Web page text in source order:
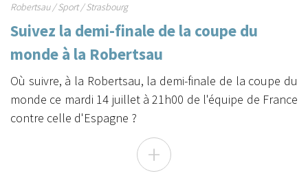
Robertsau/Sport/Strasbourg
Suivez la demi-finale de la coupe du
monde à la Robertsau
Où suivre, à la Robertsau, la demi-finale de la coupe du
monde ce mardi 14 juillet à 21h00 de l'équipe de France
contre celle d'Espagne ?
+